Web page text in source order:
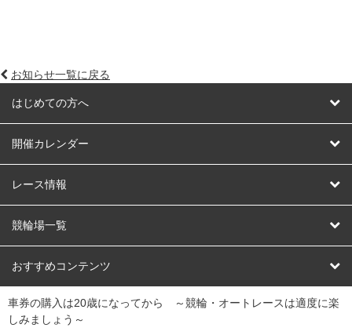
お知らせ一覧に戻る
はじめての方へ
はじめての方へ
開催カレンダー
競輪
オートレース
競輪くじ
Dokanto!
レース情報
レース予想
レース結果
キャリーオーバー一覧
競輪場一覧
北日本 函館競輪場
関
東
弥彦競輪場 前橋競輪場 取手競輪場 宇都宮競輪場
おすすめコンテンツ
競輪選手情報
車券の購入は20歳になってから ～競輪・オートレースは適度に楽
しみましょう～